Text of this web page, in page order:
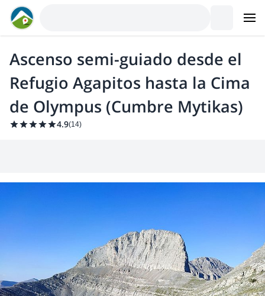
Ascenso semi-guiado desde el
Refugio Agapitos hasta la Cima
de Olympus (Cumbre Mytikas)
4.9(14)